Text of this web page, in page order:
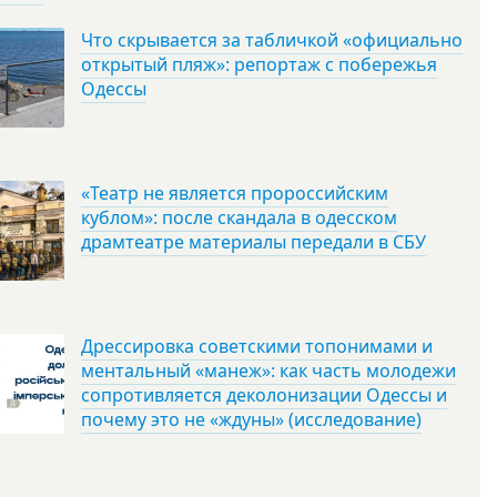
Что скрывается за табличкой «официально
открытый пляж»: репортаж с побережья
Одессы
«Театр не является пророссийским
кублом»: после скандала в одесском
драмтеатре материалы передали в СБУ
Дрессировка советскими топонимами и
ментальный «манеж»: как часть молодежи
сопротивляется деколонизации Одессы и
почему это не «ждуны» (исследование)